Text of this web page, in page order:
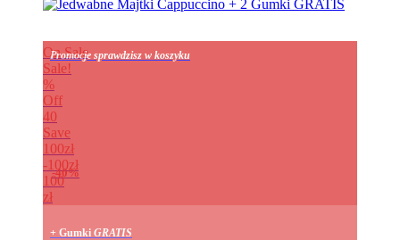
On Sale
Sale!
%
Off
40
Save
100zł
100zł
40%
100
zł
Promocje sprawdzisz w koszyku
+ Gumki GRATIS